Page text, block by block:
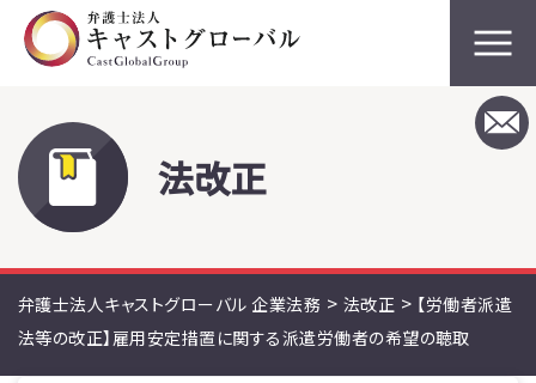
法改正
弁護士法人キャストグローバル 企業法務 > 法改正 > 【労働者派遣
法等の改正】雇用安定措置に関する派遣労働者の希望の聴取